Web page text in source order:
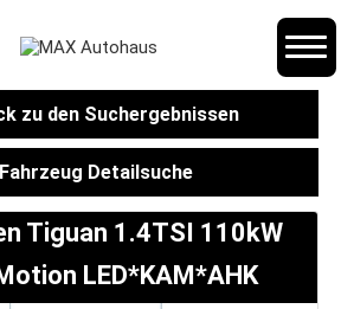
zu den Suchergebnissen
Detailsuche
Tiguan 1.4TSI 110kW
LED*KAM*AHK